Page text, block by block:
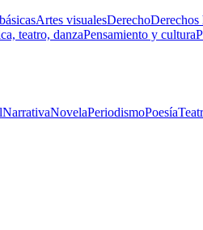
Artes visualesDerechoDerechos
teatro, danzaPensamiento y cultura
NarrativaNovelaPeriodismoPoesía